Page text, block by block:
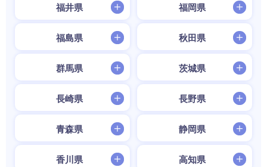
福井県 福岡県
福島県 秋田県
群馬県 茨城県
長崎県 長野県
青森県 静岡県
香川県 高知県